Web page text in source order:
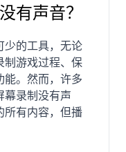
有声音？
少的工具，无论
制游戏过程、保
能。然而，许多
幕录制没有声
所有内容，但播